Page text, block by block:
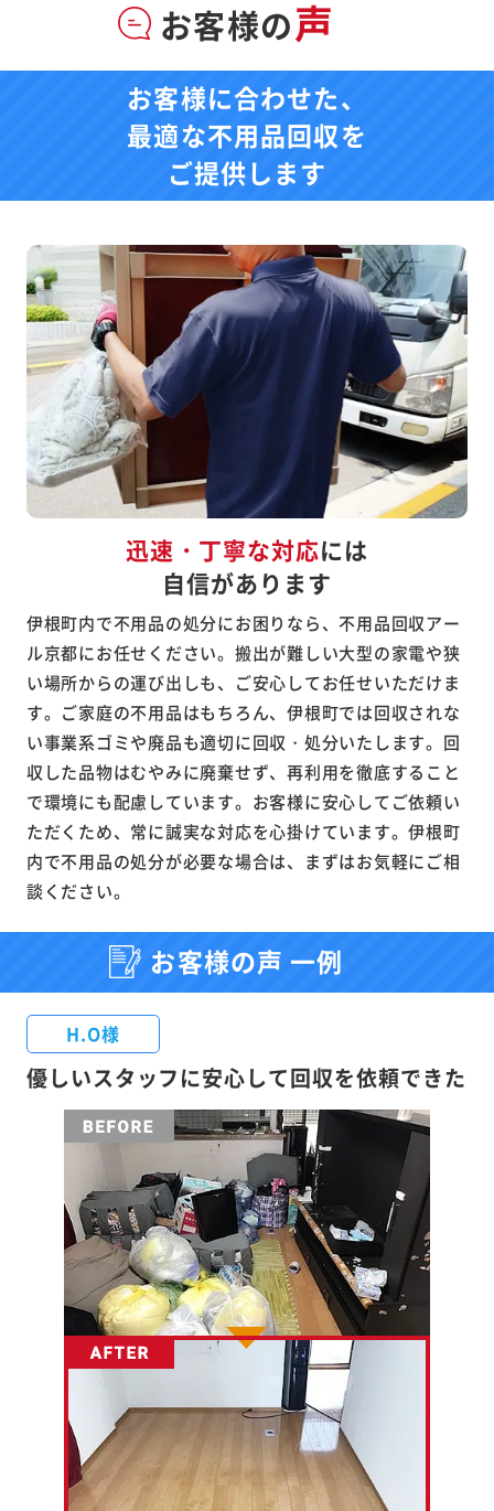
お客様の声
お客様に合わせた、
最適な不用品回収を
ご提供します
迅速・丁寧な対応には
自信があります
伊根町内で不用品の処分にお困りなら、不用品回収アー
ル京都にお任せください。搬出が難しい大型の家電や狭
い場所からの運び出しも、ご安心してお任せいただけま
す。ご家庭の不用品はもちろん、伊根町では回収されな
い事業系ゴミや廃品も適切に回収・処分いたします。回
収した品物はむやみに廃棄せず、再利用を徹底すること
で環境にも配慮しています。お客様に安心してご依頼い
ただくため、常に誠実な対応を心掛けています。伊根町
内で不用品の処分が必要な場合は、まずはお気軽にご相
談ください。
お客様の声 一例
H.O様
優しいスタッフに安心して回収を依頼できた